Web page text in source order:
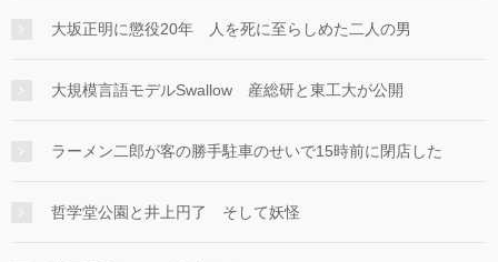
大坂正明に懲役20年 人を死に至らしめた二人の男
大規模言語モデルSwallow 産総研と東工大が公開
ラーメン二郎が客の勝手駐車のせいで15時前に閉店した
哲学堂公園と井上円了 そして妖怪